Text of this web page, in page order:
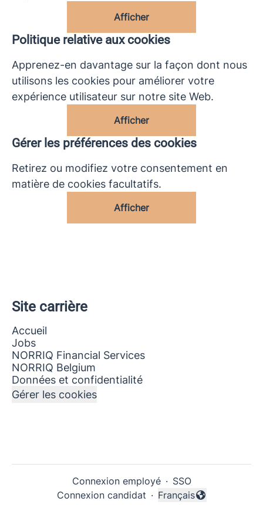
Afficher
Politique relative aux cookies
Apprenez-en davantage sur la façon dont nous
utilisons les cookies pour améliorer votre
expérience utilisateur sur notre site Web.
Afficher
Gérer les préférences des cookies
Retirez ou modifiez votre consentement en
matière de cookies facultatifs.
Afficher
Site carrière
Accueil
Jobs
NORRIQ Financial Services
NORRIQ Belgium
Données et confidentialité
Gérer les cookies
Connexion employé · SSO
Connexion candidat ·
Changer la langue
Français